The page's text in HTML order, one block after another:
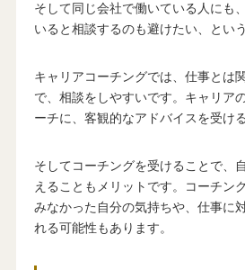
そして同じ会社で働いている人にも
いると相談するのも避けたい、とい
キャリアコーチングでは、仕事とは
で、相談をしやすいです。キャリア
ーチに、客観的なアドバイスを受け
そしてコーチングを受けることで、
えることもメリットです。コーチン
みなかった自分の気持ちや、仕事に
れる可能性もあります。